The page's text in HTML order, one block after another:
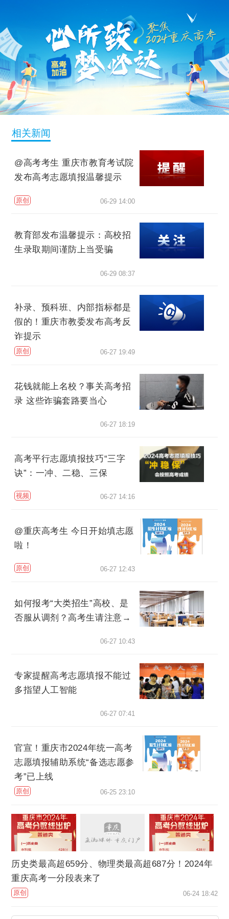
相关新闻
@高考考生 重庆市教育考试院
发布高考志愿填报温馨提示
原创 06-29 14:00
教育部发布温馨提示：高校招
生录取期间谨防上当受骗
06-29 08:37
补录、预科班、内部指标都是
假的！重庆市教委发布高考反
诈提示
原创 06-27 19:49
花钱就能上名校？事关高考招
录 这些诈骗套路要当心
06-27 18:19
高考平行志愿填报技巧“三字
诀”：一冲、二稳、三保
视频 06-27 14:16
@重庆高考生 今日开始填志愿
啦！
原创 06-27 12:43
如何报考“大类招生”高校、是
否服从调剂？高考生请注意→
06-27 10:43
专家提醒高考志愿填报不能过
多指望人工智能
06-27 07:41
官宣！重庆市2024年统一高考
志愿填报辅助系统“备选志愿参
考”已上线
原创 06-25 23:10
历史类最高超659分、物理类最高超687分！2024年
重庆高考一分段表来了
原创 06-24 18:42